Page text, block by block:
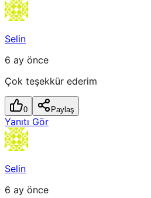
Selin
6 ay önce
Çok teşekkür ederim
0 Paylaş
Yanıtı Gör
Selin
6 ay önce